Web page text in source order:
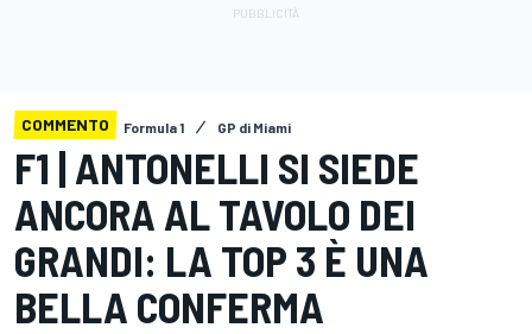
COMMENTO Formula 1 GP di Miami
F1 | ANTONELLI SI SIEDE
ANCORA AL TAVOLO DEI
GRANDI: LA TOP 3 È UNA
BELLA CONFERMA